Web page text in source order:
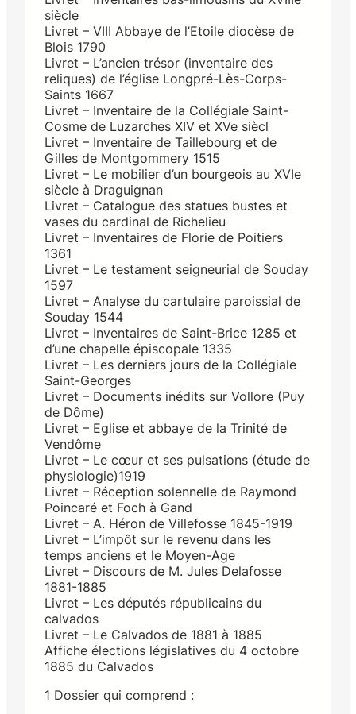
siècle
Livret – VIII Abbaye de l’Etoile diocèse de
Blois 1790
Livret – L’ancien trésor (inventaire des
reliques) de l’église Longpré-Lès-Corps-
Saints 1667
Livret – Inventaire de la Collégiale Saint-
Cosme de Luzarches XIV et XVe siècl
Livret – Inventaire de Taillebourg et de
Gilles de Montgommery 1515
Livret – Le mobilier d’un bourgeois au XVIe
siècle à Draguignan
Livret – Catalogue des statues bustes et
vases du cardinal de Richelieu
Livret – Inventaires de Florie de Poitiers
1361
Livret – Le testament seigneurial de Souday
1597
Livret – Analyse du cartulaire paroissial de
Souday 1544
Livret – Inventaires de Saint-Brice 1285 et
d’une chapelle épiscopale 1335
Livret – Les derniers jours de la Collégiale
Saint-Georges
Livret – Documents inédits sur Vollore (Puy
de Dôme)
Livret – Eglise et abbaye de la Trinité de
Vendôme
Livret – Le cœur et ses pulsations (étude de
physiologie)1919
Livret – Réception solennelle de Raymond
Poincaré et Foch à Gand
Livret – A. Héron de Villefosse 1845-1919
Livret – L’impôt sur le revenu dans les
temps anciens et le Moyen-Age
Livret – Discours de M. Jules Delafosse
1881-1885
Livret – Les députés républicains du
calvados
Livret – Le Calvados de 1881 à 1885
Affiche élections législatives du 4 octobre
1885 du Calvados
1 Dossier qui comprend :